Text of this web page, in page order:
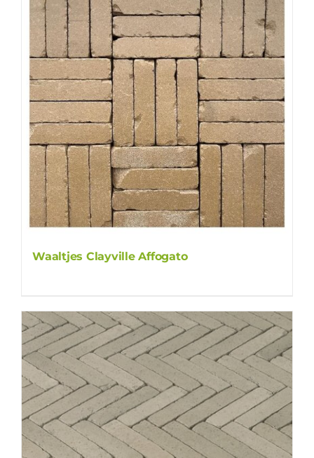
Waaltjes Clayville Affogato